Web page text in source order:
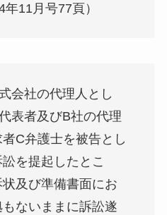
年11月号77頁）
会社の代理人とし
表者及びB社の代理
C弁護士を被告とし
を提起したとこ
及び準備書面にお
ないままに訴訟遂